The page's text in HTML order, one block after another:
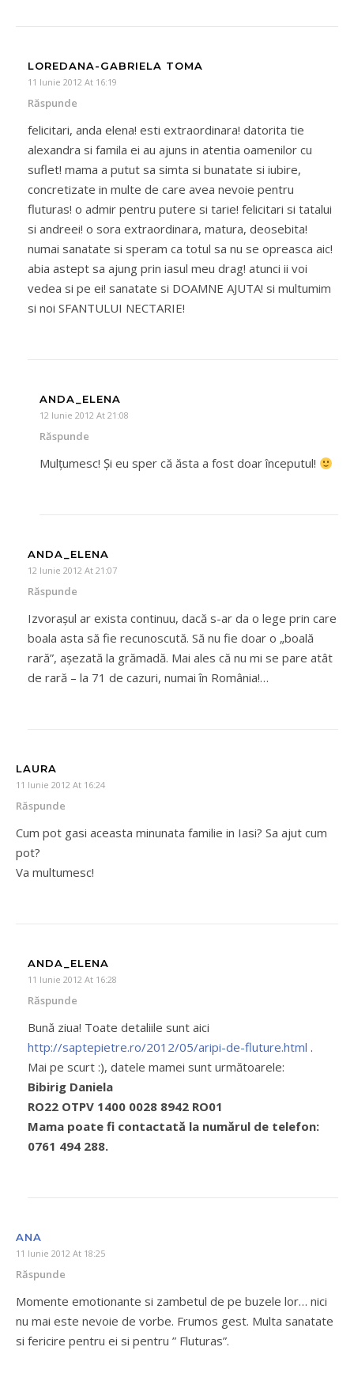
LOREDANA-GABRIELA TOMA
11 Iunie 2012 At 16:19
Răspunde
felicitari, anda elena! esti extraordinara! datorita tie
alexandra si famila ei au ajuns in atentia oamenilor cu
suflet! mama a putut sa simta si bunatate si iubire,
concretizate in multe de care avea nevoie pentru
fluturas! o admir pentru putere si tarie! felicitari si tatalui
si andreei! o sora extraordinara, matura, deosebita!
numai sanatate si speram ca totul sa nu se opreasca aic!
abia astept sa ajung prin iasul meu drag! atunci ii voi
vedea si pe ei! sanatate si DOAMNE AJUTA! si multumim
si noi SFANTULUI NECTARIE!
ANDA_ELENA
12 Iunie 2012 At 21:08
Răspunde
Mulțumesc! Și eu sper că ăsta a fost doar începutul!
ANDA_ELENA
12 Iunie 2012 At 21:07
Răspunde
Izvorașul ar exista continuu, dacă s-ar da o lege prin care
boala asta să fie recunoscută. Să nu fie doar o „boală
rară”, așezată la grămadă. Mai ales că nu mi se pare atât
de rară – la 71 de cazuri, numai în România!…
LAURA
11 Iunie 2012 At 16:24
Răspunde
Cum pot gasi aceasta minunata familie in Iasi? Sa ajut cum
pot?
Va multumesc!
ANDA_ELENA
11 Iunie 2012 At 16:28
Răspunde
Bună ziua! Toate detaliile sunt aici
http://saptepietre.ro/2012/05/aripi-de-fluture.html .
Mai pe scurt :), datele mamei sunt următoarele:
Bibirig Daniela
RO22 OTPV 1400 0028 8942 RO01
Mama poate fi contactată la numărul de telefon:
0761 494 288.
ANA
11 Iunie 2012 At 18:25
Răspunde
Momente emotionante si zambetul de pe buzele lor… nici
nu mai este nevoie de vorbe. Frumos gest. Multa sanatate
si fericire pentru ei si pentru ” Fluturas”.